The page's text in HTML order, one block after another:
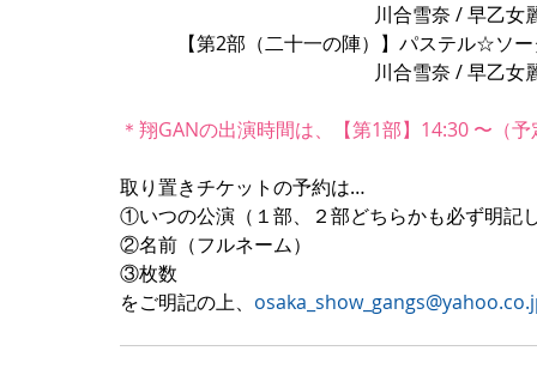
川合雪奈 / 早乙女麗那 / 新田
【第2部（二十一の陣）】パステル☆ソー
川合雪奈 / 早乙女麗那 / 新田
＊翔GANの出演時間は、【第1部】14:30 〜（
取り置きチケットの予約は…
①いつの公演（１部、２部どちらかも必ず明記
②名前（フルネーム）
③枚数
をご明記の上、